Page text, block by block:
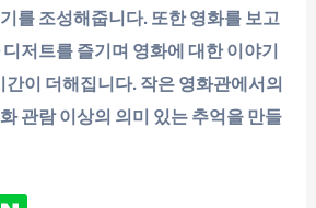
를 조성해줍니다. 또한 영화를 보고
저트를 즐기며 영화에 대한 이야기
간이 더해집니다. 작은 영화관에서의
관람 이상의 의미 있는 추억을 만들